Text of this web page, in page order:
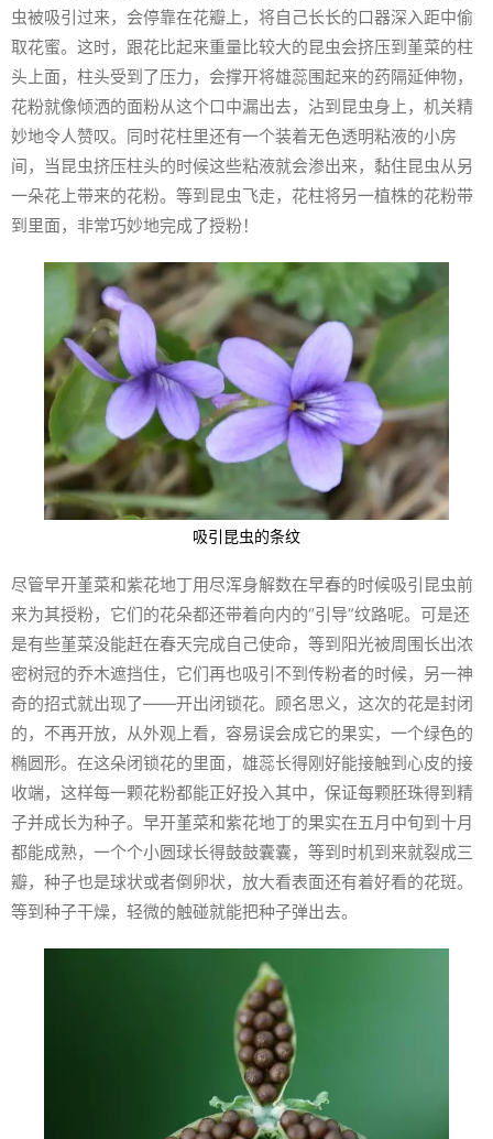
虫被吸引过来，会停靠在花瓣上，将自己长长的口器深入距中偷
取花蜜。这时，跟花比起来重量比较大的昆虫会挤压到堇菜的柱
头上面，柱头受到了压力，会撑开将雄蕊围起来的药隔延伸物，
花粉就像倾洒的面粉从这个口中漏出去，沾到昆虫身上，机关精
妙地令人赞叹。同时花柱里还有一个装着无色透明粘液的小房
间，当昆虫挤压柱头的时候这些粘液就会渗出来，黏住昆虫从另
一朵花上带来的花粉。等到昆虫飞走，花柱将另一植株的花粉带
到里面，非常巧妙地完成了授粉！
吸引昆虫的条纹
尽管早开堇菜和紫花地丁用尽浑身解数在早春的时候吸引昆虫前
来为其授粉，它们的花朵都还带着向内的“引导”纹路呢。可是还
是有些堇菜没能赶在春天完成自己使命，等到阳光被周围长出浓
密树冠的乔木遮挡住，它们再也吸引不到传粉者的时候，另一神
奇的招式就出现了——开出闭锁花。顾名思义，这次的花是封闭
的，不再开放，从外观上看，容易误会成它的果实，一个绿色的
椭圆形。在这朵闭锁花的里面，雄蕊长得刚好能接触到心皮的接
收端，这样每一颗花粉都能正好投入其中，保证每颗胚珠得到精
子并成长为种子。早开堇菜和紫花地丁的果实在五月中旬到十月
都能成熟，一个个小圆球长得鼓鼓囊囊，等到时机到来就裂成三
瓣，种子也是球状或者倒卵状，放大看表面还有着好看的花斑。
等到种子干燥，轻微的触碰就能把种子弹出去。